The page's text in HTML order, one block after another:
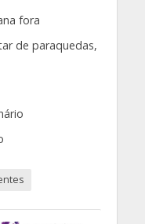
fora
de paraquedas,